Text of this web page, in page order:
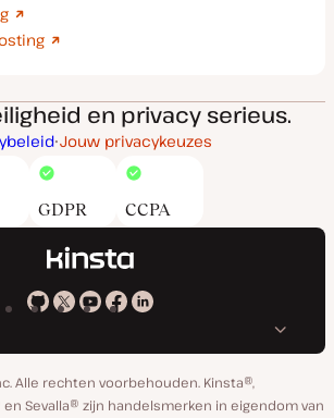
en privacy serieus.
Jouw privacykeuzes
GDPR CCPA
Kinsta
GitHub
Kinsta
X
Kinsta
YouTube
Kinsta
Facebook
Kinsta
Linkedin
Alle rechten voorbehouden. Kinsta®,
en Sevalla® zijn handelsmerken in eigendom van